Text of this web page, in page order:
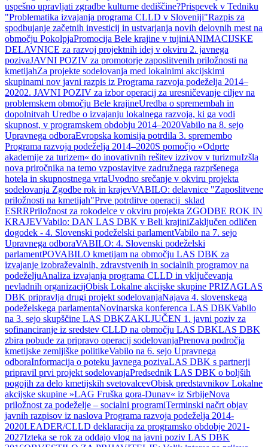
uspešno upravljati zgradbe kulturne dediščine?Prispevek v Tedniku
"Problematika izvajanja programa CLLD v Sloveniji"Razpis za
spodbujanje začetnih investicij in ustvarjanja novih delovnih mest na
območju PokolpjaPromocija Bele krajine v tujiniANIMACIJSKE
DELAVNICE za razvoj projektnih idej v okviru 2. javnega
pozivaJAVNI POZIV za promotorje zaposlitvenih priložnosti na
kmetijahZa projekte sodelovanja med lokalnimi akcijskimi
skupinami nov javni razpis iz Programa razvoja podeželja 2014–
20202. JAVNI POZIV za izbor operacij za uresničevanje ciljev na
problemskem območju Bele krajineUredba o spremembah in
dopolnitvah Uredbe o izvajanju lokalnega razvoja, ki ga vodi
skupnost, v programskem obdobju 2014–2020Vabilo na 8. sejo
Upravnega odboraEvropska komisija potrdila 3. spremembo
Programa razvoja podeželja 2014–2020S pomočjo »Odprte
akademije za turizem« do inovativnih rešitev izzivov v turizmuIzšla
nova priročnika na temo vzpostavitve zadružnega razpršenega
hotela in skupnostnega vrtaUvodno srečanje v okviru projekta
sodelovanja Zgodbe rok in krajevVABILO: delavnice "Zaposlitvene
priložnosti na kmetijah"Prve potrditve operacij_sklad
ESRRPriložnost za rokodelce v okviru projekta ZGODBE ROK IN
KRAJEVVabilo: DAN LAS DBK v Beli krajiniZaključen odličen
dogodek - 4. Slovenski podeželski parlamentVabilo na 7. sejo
Upravnega odboraVABILO: 4. Slovenski podeželski
parlamentPOVABILO kmetijam na območju LAS DBK za
izvajanje izobraževalnih, zdravstvenih in socialnih programov na
podeželjuAnaliza izvajanja programa CLLD in vključevanja
nevladnih organizacijObisk Lokalne akcijske skupine PRIZAGLAS
DBK pripravlja drugi projekt sodelovanjaNajava 4. slovenskega
podeželskega parlamentaNovinarska konferenca LAS DBKVabilo
na 3. sejo skupščine LAS DBKZAKLJUČEN 1. javni poziv za
sofinanciranje iz sredstev CLLD na območju LAS DBKLAS DBK
zbira pobude za pripravo operacij sodelovanjaPrenova področja
kmetijske zemljiške politikeVabilo na 6. sejo Upravnega
odboraInformacija o poteku javnega pozivaLAS DBK s partnerji
pripravil prvi projekt sodelovanjaPredsednik LAS DBK o boljših
pogojih za delo kmetijskih svetovalcevObisk predstavnikov Lokalne
akcijske skupine »LAG Fruška gora-Dunav« iz SrbijeNova
priložnost za podeželje – socialni programiTerminski načrt objav
javnih razpisov iz naslova Programa razvoja podeželja 2014-
2020LEADER/CLLD deklaracija za programsko obdobje 2021-
2027Izteka se rok za oddajo vlog na javni poziv LAS DBK